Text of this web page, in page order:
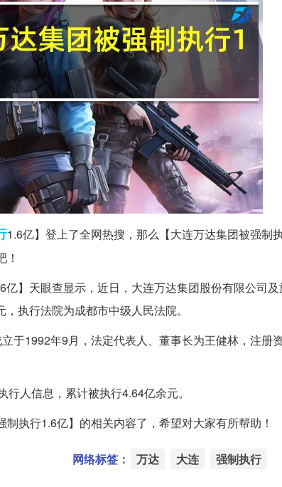
1.6亿】登上了全网热搜，那么【大连万达集团被强制
亿】天眼查显示，近日，大连万达集团股份有限公司
执行法院为成都市中级人民法院。
于1992年9月，法定代表人、董事长为王健林，注册
人信息，累计被执行4.64亿余元。
执行1.6亿】的相关内容了，希望对大家有所帮助！
网络标签： 万达 大连 强制执行